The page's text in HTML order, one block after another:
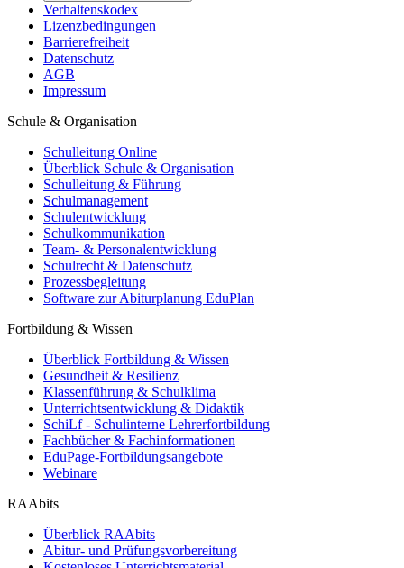
Verhaltenskodex
Lizenzbedingungen
Barrierefreiheit
Datenschutz
AGB
Impressum
Schule & Organisation
Schulleitung Online
Überblick Schule & Organisation
Schulleitung & Führung
Schulmanagement
Schulentwicklung
Schulkommunikation
Team- & Personalentwicklung
Schulrecht & Datenschutz
Prozessbegleitung
Software zur Abiturplanung EduPlan
Fortbildung & Wissen
Überblick Fortbildung & Wissen
Gesundheit & Resilienz
Klassenführung & Schulklima
Unterrichtsentwicklung & Didaktik
SchiLf - Schulinterne Lehrerfortbildung
Fachbücher & Fachinformationen
EduPage-Fortbildungsangebote
Webinare
RAAbits
Überblick RAAbits
Abitur- und Prüfungsvorbereitung